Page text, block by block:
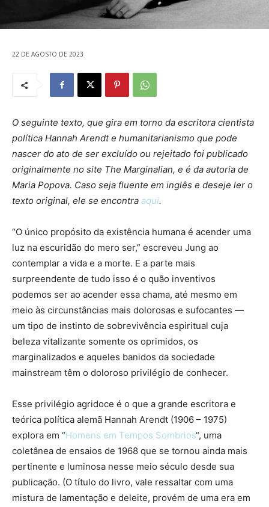
22 DE AGOSTO DE 2023
O seguinte texto, que gira em torno da escritora cientista
política Hannah Arendt e humanitarianismo que pode
nascer do ato de ser excluído ou rejeitado foi publicado
originalmente no site The Marginalian, e é da autoria de
Maria Popova. Caso seja fluente em inglês e deseje ler o
texto original, ele se encontra aqui.
“O único propósito da existência humana é acender uma
luz na escuridão do mero ser,” escreveu Jung ao
contemplar a vida e a morte. E a parte mais
surpreendente de tudo isso é o quão inventivos
podemos ser ao acender essa chama, até mesmo em
meio às circunstâncias mais dolorosas e sufocantes —
um tipo de instinto de sobrevivência espiritual cuja
beleza vitalizante somente os oprimidos, os
marginalizados e aqueles banidos da sociedade
mainstream têm o doloroso privilégio de conhecer.
Esse privilégio agridoce é o que a grande escritora e
teórica política alemã Hannah Arendt (1906 – 1975)
explora em “Homens em Tempos Sombrios“, uma
coletânea de ensaios de 1968 que se tornou ainda mais
pertinente e luminosa nesse meio século desde sua
publicação. (O título do livro, vale ressaltar com uma
mistura de lamentação e deleite, provém de uma era em